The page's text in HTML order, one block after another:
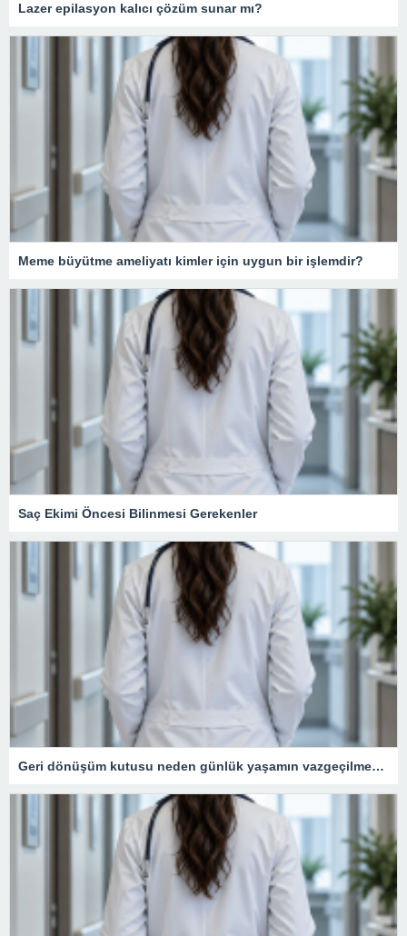
Lazer epilasyon kalıcı çözüm sunar mı?
Meme büyütme ameliyatı kimler için uygun bir işlemdir?
Saç Ekimi Öncesi Bilinmesi Gerekenler
Geri dönüşüm kutusu neden günlük yaşamın vazgeçilmezidir?